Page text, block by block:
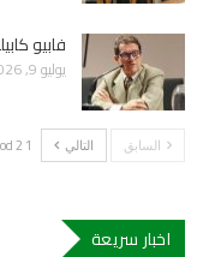
فابيو
يوليو 9, 2026
السابق التالي 1 od 2 |
اخبار سريعة